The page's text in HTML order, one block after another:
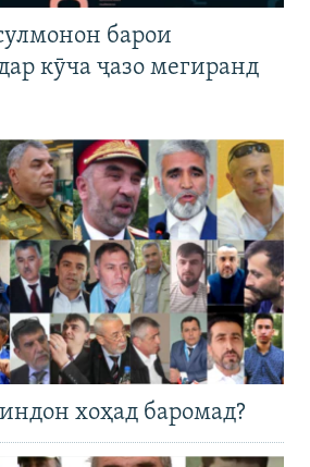
барои
кӯча ҷазо мегиранд
хоҳад баромад?